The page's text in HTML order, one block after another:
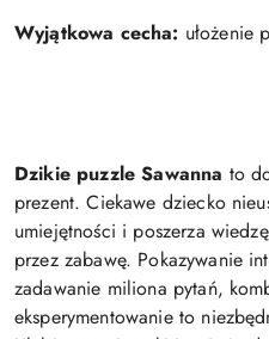
Wyjątkowa cecha: ułożenie
Dzikie puzzle Sawanna to
prezent. Ciekawe dziecko
umiejętności i poszerza
przez zabawę. Pokazywanie
zadawanie miliona pytań,
eksperymentowanie to